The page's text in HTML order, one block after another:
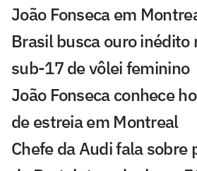
João Fonseca em
Brasil busca ouro inédito
sub-17 de vôlei feminino
João Fonseca conhece
de estreia em Montreal
Chefe da Audi fala sobre